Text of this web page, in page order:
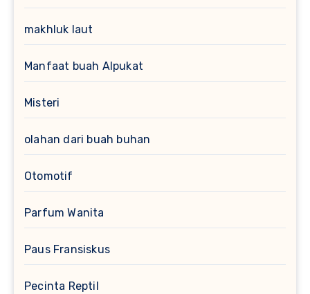
makhluk laut
Manfaat buah Alpukat
Misteri
olahan dari buah buhan
Otomotif
Parfum Wanita
Paus Fransiskus
Pecinta Reptil